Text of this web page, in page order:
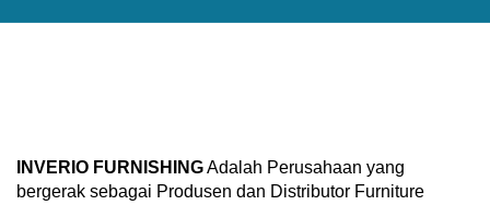
INVERIO FURNISHINGAdalah Perusahaan yang
bergerak sebagai Produsen dan Distributor Furniture